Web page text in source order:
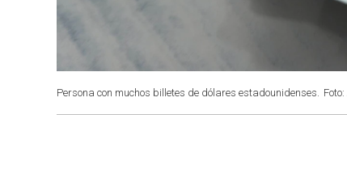
Persona con muchos billetes de dólares estadounidenses.